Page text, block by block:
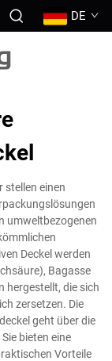
DE
stellen einen
umweltbezogenen
Deckel werden
Bagasse
hergestellt, die sich
zersetzen. Die
geht über die
bieten eine
Vorteile